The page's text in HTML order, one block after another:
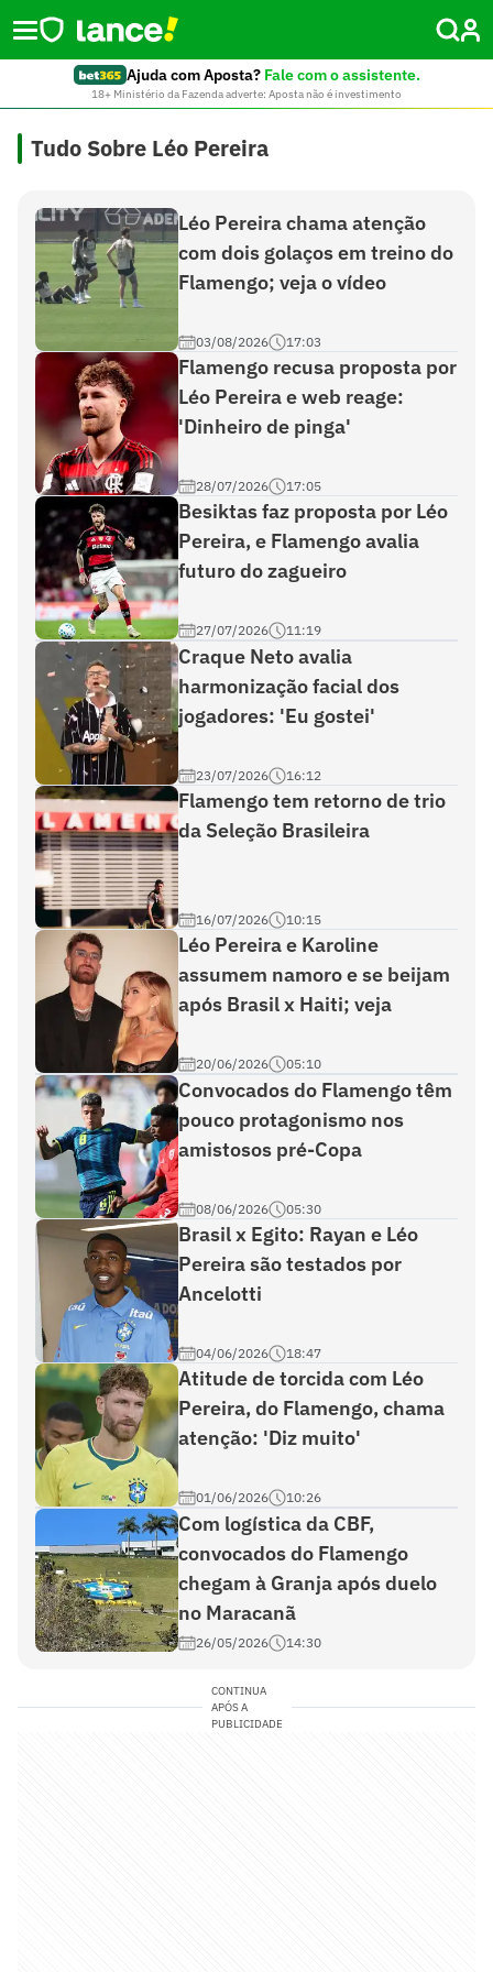
Ajuda com Aposta? Fale com o assistente.
18+ Ministério da Fazenda adverte: Aposta não é investimento
Tudo Sobre Léo Pereira
Léo Pereira chama atenção
com dois golaços em treino do
Flamengo; veja o vídeo
03/08/2026 17:03
Flamengo recusa proposta por
Léo Pereira e web reage:
'Dinheiro de pinga'
28/07/2026 17:05
Besiktas faz proposta por Léo
Pereira, e Flamengo avalia
futuro do zagueiro
27/07/2026 11:19
Craque Neto avalia
harmonização facial dos
jogadores: 'Eu gostei'
23/07/2026 16:12
Flamengo tem retorno de trio
da Seleção Brasileira
16/07/2026 10:15
Léo Pereira e Karoline
assumem namoro e se beijam
após Brasil x Haiti; veja
20/06/2026 05:10
Convocados do Flamengo têm
pouco protagonismo nos
amistosos pré-Copa
08/06/2026 05:30
Brasil x Egito: Rayan e Léo
Pereira são testados por
Ancelotti
04/06/2026 18:47
Atitude de torcida com Léo
Pereira, do Flamengo, chama
atenção: 'Diz muito'
01/06/2026 10:26
Com logística da CBF,
convocados do Flamengo
chegam à Granja após duelo
no Maracanã
26/05/2026 14:30
CONTINUA
APÓS A
PUBLICIDADE